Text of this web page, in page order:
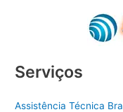
Serviços
Assistência Técnica